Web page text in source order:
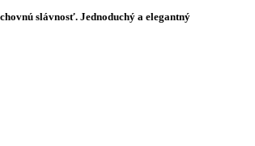
slávnosť. Jednoduchý a elegantný